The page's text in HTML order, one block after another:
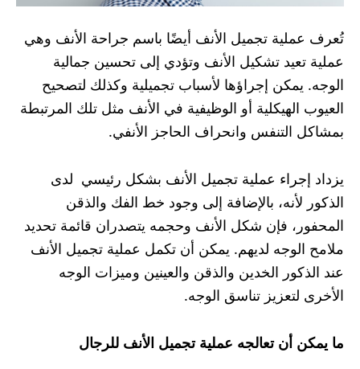
تُعرف عملية تجميل الأنف أيضًا باسم جراحة الأنف وهي
عملية تعيد تشكيل الأنف وتؤدي إلى تحسين جمالية
الوجه. يمكن إجراؤها لأسباب تجميلية وكذلك لتصحيح
العيوب الهيكلية أو الوظيفية في الأنف مثل تلك المرتبطة
بمشاكل التنفس وانحراف الحاجز الأنفي.
يزداد إجراء عملية تجميل الأنف بشكل رئيسي لدى
الذكور لأنه، بالإضافة إلى وجود خط الفك والذقن
المحفور، فإن شكل الأنف وحجمه يتصدران قائمة تحديد
ملامح الوجه لديهم. يمكن أن تكمل عملية تجميل الأنف
عند الذكور الخدين والذقن والعينين وميزات الوجه
الأخرى لتعزيز تناسق الوجه.
ما يمكن أن تعالجه عملية تجميل الأنف للرجال